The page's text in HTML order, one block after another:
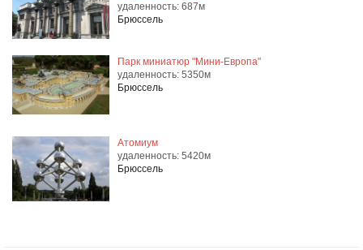
удаленность: 687м
Брюссель
Парк миниатюр "Мини-Европа"
удаленность: 5350м
Брюссель
Атомиум
удаленность: 5420м
Брюссель